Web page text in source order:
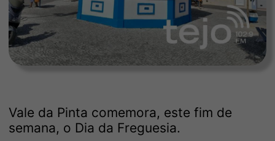
Vale da Pinta comemora, este fim de
semana, o Dia da Freguesia.